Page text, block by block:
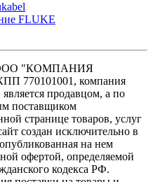
FLUKE
ООО "КОМПАНИЯ
770101001, компания
продавцом, а по
поставщиком
странице товаров, услуг
создан исключительно в
на нем
офертой, определяемой
кодекса РФ.